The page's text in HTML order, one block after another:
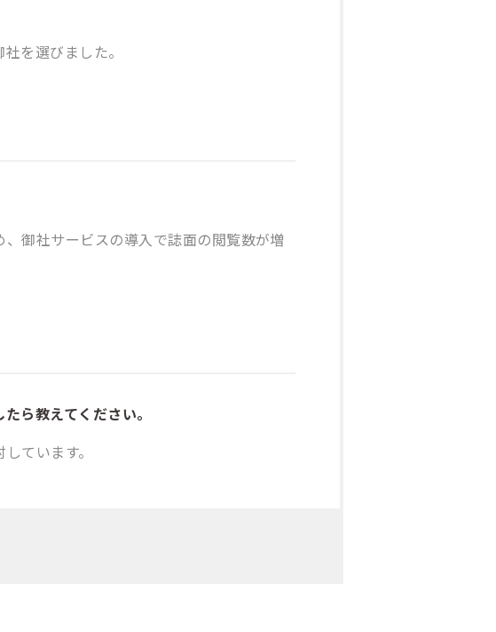
を選びました。
御社サービスの導入で誌面の閲覧数が増
ら教えてください。
ています。